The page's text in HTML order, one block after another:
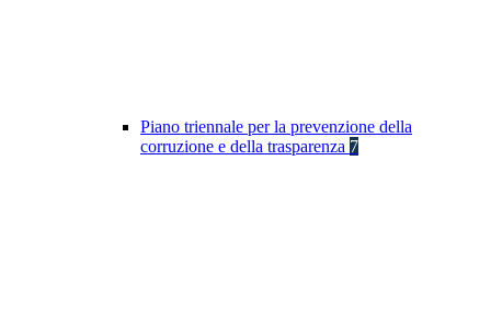
Piano triennale per la prevenzione della
corruzione e della trasparenza 7